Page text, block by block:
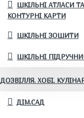
ШКІЛЬНІ АТЛАСИ ТА
КОНТУРНІ КАРТИ
ШКІЛЬНІ ЗОШИТИ
ШКІЛЬНІ
ДОЗВІЛЛЯ. ХОБІ.
ДІМ.САД